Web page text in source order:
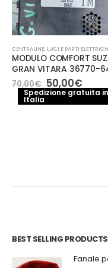
CENTRALINE, LUCI E PARTI
MODULO COMFORT
GRAN VITARA 36770-
70,00€ Il
prezzo
originale
50,00€Il
Spedizione gratuita in
Italia
BEST SELLING PRODUCTS
Fanale